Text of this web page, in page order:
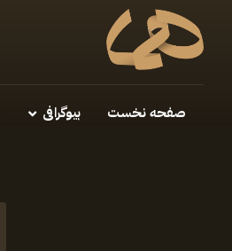
صفحه نخست بیوگرافی